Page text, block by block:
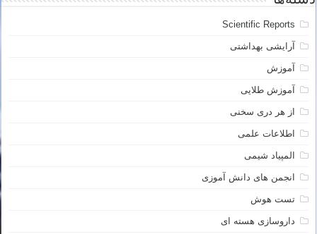
Scientific Reports
آرایشی بهداشتی
آموزش
آموزش طلایی
از هر دری سخنی
اطلاعات علمی
المپیاد شیمی
انجمن های دانش آموزی
تست هوش
داروسازی هسته ای